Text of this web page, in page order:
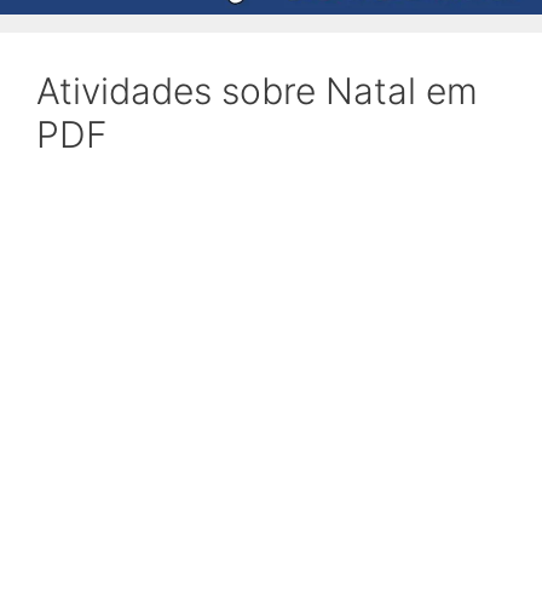
Atividades sobre Natal em
PDF